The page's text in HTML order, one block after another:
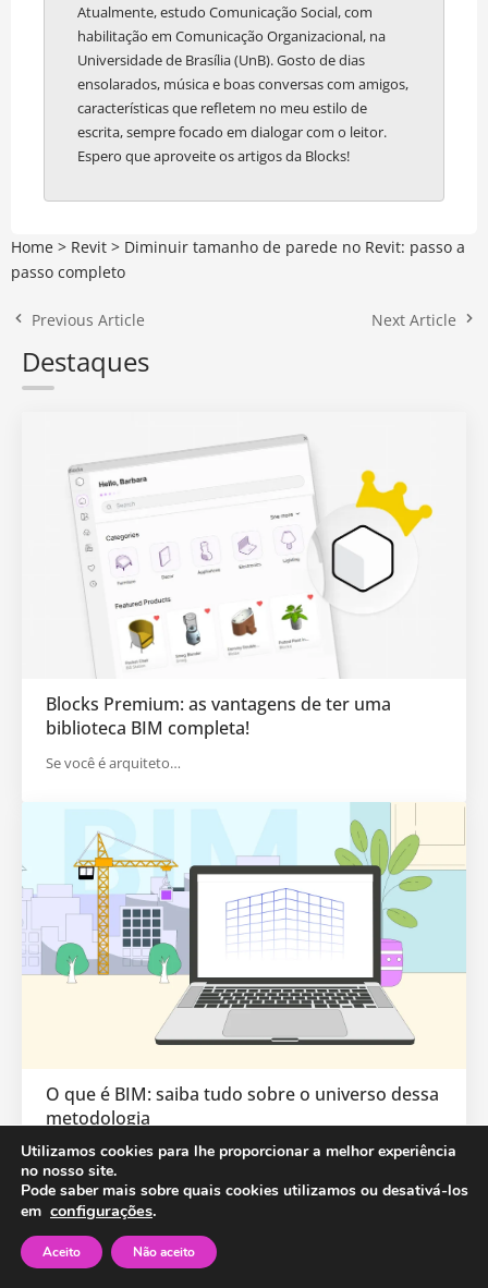
Atualmente, estudo Comunicação Social, com
habilitação em Comunicação Organizacional, na
Universidade de Brasília (UnB). Gosto de dias
ensolarados, música e boas conversas com amigos,
características que refletem no meu estilo de
escrita, sempre focado em dialogar com o leitor.
Espero que aproveite os artigos da Blocks!
Home > Revit > Diminuir tamanho de parede no Revit: passo a
passo completo
Previous Article Next Article
Destaques
Blocks Premium: as vantagens de ter uma
biblioteca BIM completa!
Se você é arquiteto…
O que é BIM: saiba tudo sobre o universo dessa
metodologia
Você já ouviu falar…
Utilizamos cookies para lhe proporcionar a melhor experiência
no nosso site.
Pode saber mais sobre quais cookies utilizamos ou desativá-los
em configurações.
Aceito Não aceito